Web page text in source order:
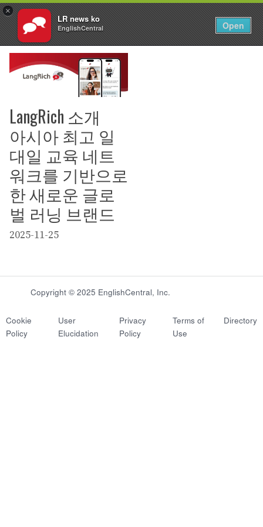
×
LR news ko
EnglishCentral Open
Login EN
Skip
to
content
LangRich 소개
아시아 최고 일
대일 교육 네트
워크를 기반으로
한 새로운 글로
벌 러닝 브랜드
2025-11-25
Copyright © 2025 EnglishCentral, Inc.
Cookie
Policy
User
Elucidation
Privacy
Policy
Terms of
Use
Directory